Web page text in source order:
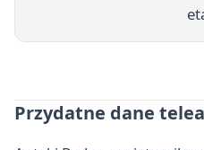
Przydatne dane